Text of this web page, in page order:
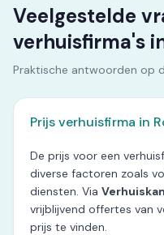
Veelgestelde
verhuisfirma's
Praktische antwoorden op
Prijs verhuisfirma in
De prijs voor een
diverse factoren zoals
diensten. Via
vrijblijvend offertes van
prijs te vinden.